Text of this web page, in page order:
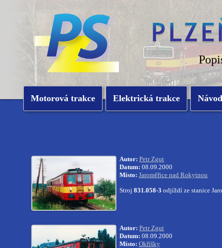
Motorová trakce Elektrická trakce
Autor: Petr Zgut
Datum: 08.09.2000
Místo: Jaroměřice nad Rokytnou
Stroj 831.058-3 odjíždí ze stanice
Autor: Petr Zgut
Datum: 08.09.2000
Místo: Okříšky